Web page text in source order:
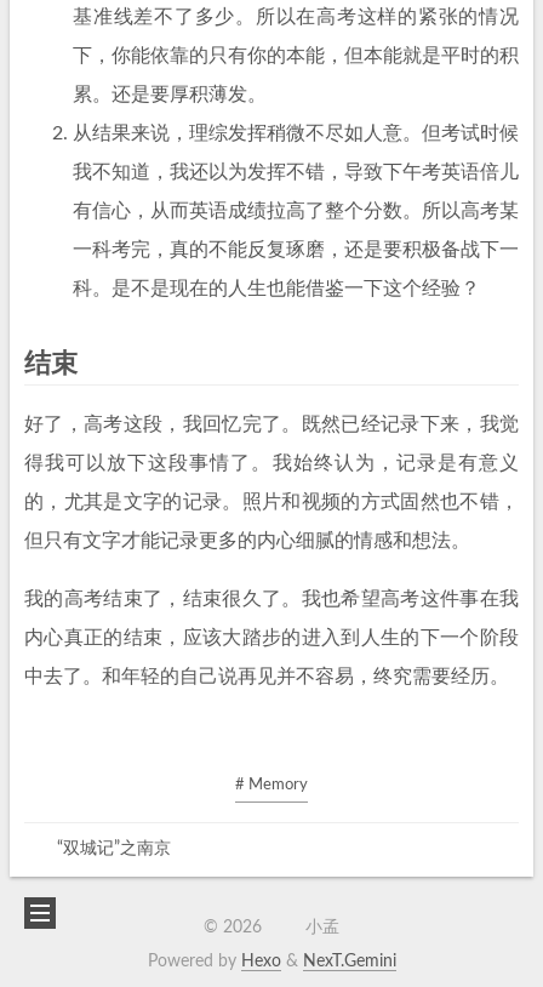
基准线差不了多少。所以在高考这样的紧张的情况
下，你能依靠的只有你的本能，但本能就是平时的积
累。还是要厚积薄发。
从结果来说，理综发挥稍微不尽如人意。但考试时候
我不知道，我还以为发挥不错，导致下午考英语倍儿
有信心，从而英语成绩拉高了整个分数。所以高考某
一科考完，真的不能反复琢磨，还是要积极备战下一
科。是不是现在的人生也能借鉴一下这个经验？
结束
好了，高考这段，我回忆完了。既然已经记录下来，我觉
得我可以放下这段事情了。我始终认为，记录是有意义
的，尤其是文字的记录。照片和视频的方式固然也不错，
但只有文字才能记录更多的内心细腻的情感和想法。
我的高考结束了，结束很久了。我也希望高考这件事在我
内心真正的结束，应该大踏步的进入到人生的下一个阶段
中去了。和年轻的自己说再见并不容易，终究需要经历。
# Memory
“双城记”之南京
©2026
小孟
Powered by Hexo& NexT.Gemini